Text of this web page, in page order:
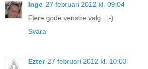
Inge 27 februari 2012 kl. 09:04
Flere gode venstre valg.. :-)
Svara
Ezter 27 februari 2012 kl. 10:03